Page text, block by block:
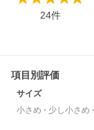
24件
項目別評価
サイズ
小さめ
少し小さめ